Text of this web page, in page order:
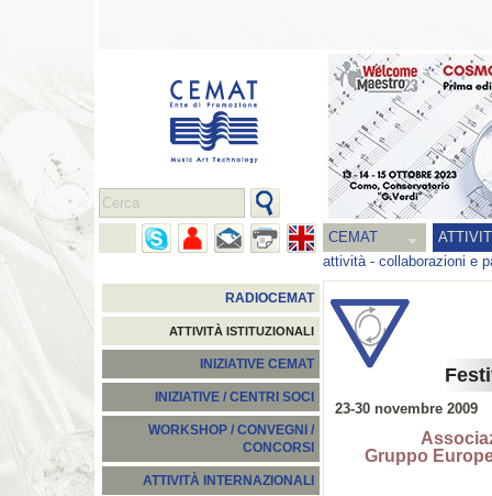
CEMAT
attività- collaborazioni e
RADIOCEMAT
ATTIVITÀ ISTITUZIONALI
INIZIATIVE CEMAT
INIZIATIVE / CENTRI SOCI
WORKSHOP / CONVEGNI /
CONCORSI
ATTIVITÀ INTERNAZIONALI
23-30 novembre 2009
Gruppo